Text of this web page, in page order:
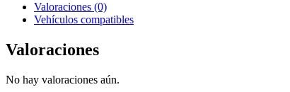
Valoraciones (0)
Vehículos compatibles
Valoraciones
No hay valoraciones aún.